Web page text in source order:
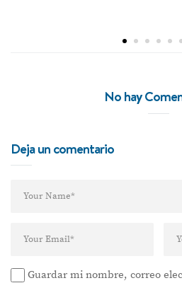
No hay
Deja un comentario
Guardar mi nombre, correo